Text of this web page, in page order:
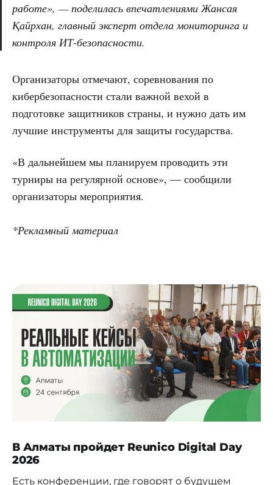
работе», — поделилась впечатлениями Жансая
Қайрхан, главный эксперт отдела мониторинга и
контроля ИТ-безопасности.
Организаторы отмечают, соревнования по
кибербезопасности стали важной вехой в
подготовке защитников страны, и нужно дать им
лучшие инструменты для защиты государства.
«В дальнейшем мы планируем проводить эти
турниры на регулярной основе», — сообщили
организаторы мероприятия.
*Рекламный материал
В Алматы пройдет Reunico Digital Day
2026
Есть конференции, где говорят о будущем